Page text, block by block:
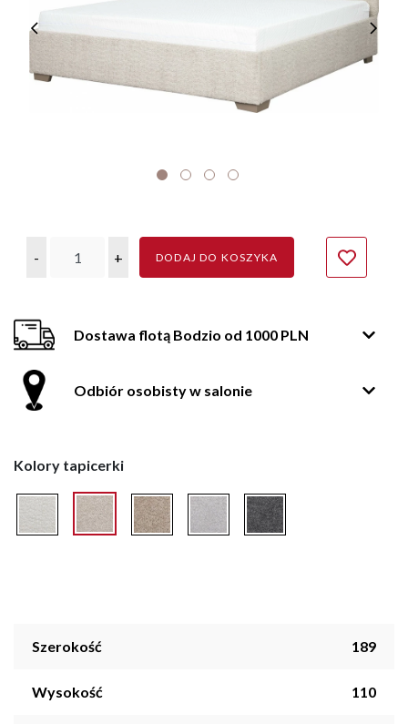
- + DODAJ DO KOSZYKA
Dostawa flotą Bodzio od 1000 PLN
Odbiór osobisty w salonie
Kolory tapicerki
Szerokość 189
Wysokość 110